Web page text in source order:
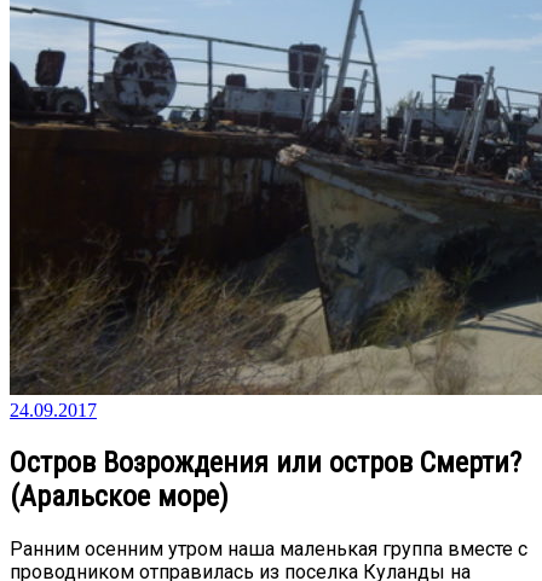
24.09.2017
Остров Возрождения или остров Смерти?
(Аральское море)
Ранним осенним утром наша маленькая группа вместе с
проводником отправилась из поселка Куланды на